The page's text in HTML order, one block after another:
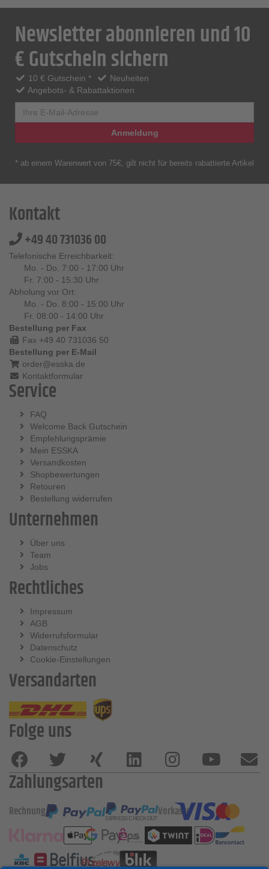
Newsletter abonnieren und 10
€ Gutschein sichern
10 € Gutschein *
Neuheiten
Angebots- & Rabattaktionen
Anmeldung
* ab einem Warenwert von 75€, gilt nicht für bereits rabattierte Artikel
Kontakt
+49 40 731036 00
Telefonische Erreichbarkeit:
Mo. - Do. 7:00 - 17:00 Uhr
Fr. 7:00 - 15:30 Uhr
Abholung vor Ort:
Mo. - Do. 8:00 - 15:00 Uhr
Fr. 08:00 - 14:00 Uhr
Bestellung per Fax
Fax +49 40 731036 50
Bestellung per E-Mail
order@esska.de
Kontaktformular
Service
FAQ
Welcome Back Gutschein
Empfehlungsprämie
Mein ESSKA
Versandkosten
Shopbewertungen
Retouren
Bestellung widerrufen
Unternehmen
Über uns
Team
Jobs
Rechtliches
Impressum
AGB
Widerrufsformular
Datenschutz
Cookie-Einstellungen
Versandarten
Folge uns
Zahlungsarten
Rechnung Vorkasse